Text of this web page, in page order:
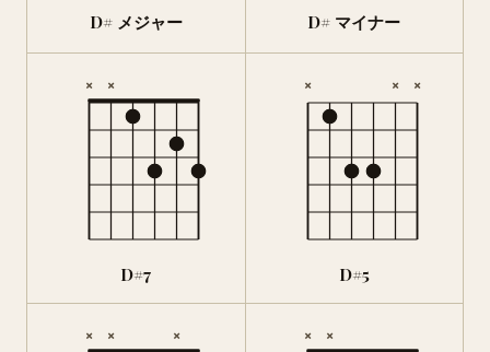
D# メジャー D# マイナー
× ×
D#7
× × ×
D#5
× × × × ×